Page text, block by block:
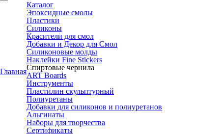
Главная
Каталог
Эпоксидные смолы
Пластики
Силиконы
Красители для смол
Добавки и Декор для Смол
Силиконовые молды
Наклейки Fine Stickers
Спиртовые чернила
ART Boards
Инструменты
Пластилин скульптурный
Полиуретаны
Добавки для силиконов и полиуретанов
Альгинаты
Наборы для творчества
Сертификаты